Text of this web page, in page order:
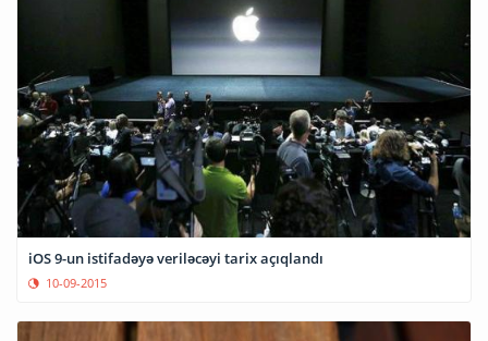
iOS 9-un istifadəyə veriləcəyi tarix açıqlandı
10-09-2015